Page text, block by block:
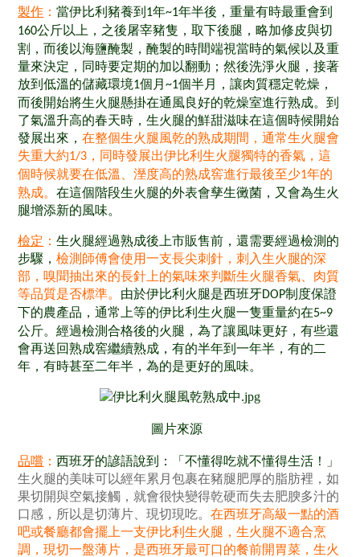
製作 ：當伊比利豬養到 1年~1年半後，重量有時最重會到
160公斤以上，之後屠宰豬隻，取下後腿，略加修皮與切
割，而後以海鹽醃製，醃製的時間端視當時的氣候以及重
量來決定，同時要定期的加以翻動；然後洗淨火腿，接著
放到低溫的儲藏環境1個月~1個半月，讓肉質穩定乾燥，
而後開始將生火腿懸掛在通風良好的乾燥室進行熟成。到
了氣溫升高的春天時，生火腿的鮮甜滋味在這個時候開始
發展出來，在整個生火腿風乾的熟成期間，通常生火腿會
失重大約1/3 ，同時發展出伊比利生火腿獨特的香氣，這
個時候就要在低溫、溼度高的熟成窖進行最後至少1年的
熟成。在這個階段生火腿的外表會孳生黴菌，又會為生火
腿增添新的風味。
檢定 ：生火腿經過熟成後上市販售前，還需要經過檢測的
步驟，檢測師傅會使用一支長尖刺針，刺入生火腿的深
部，嗅聞抽出來的長針上的氣味來判斷生火腿香氣、肉質
等品質是否標準。 由於伊比利火腿是西班牙DOP制度保證
下的農產品，通常上等的伊比利生火腿一隻重量約在5~9
公斤。經過檢測合格後的火腿，為了讓風味更好，有些還
會再送回熟成窖繼續熟成，有的半年到一年半，有的二
年，有時甚至二年半，為的是更好的風味。
圖片來源
品嚐 ：西班牙的諺語說到：
「不懂得吃就不懂得生活！」
生火腿的美味可以經年累月包裹在豬腿肥厚的脂肪裡，如
果切開與空氣接觸，就會很快變得乾硬而失去肥腴多汁的
口感，所以是切薄片、現切現吃。在西班牙高級一點的酒
吧或餐廳都會擺上一支伊比利生火腿，生火腿不適合烹
調，現切一盤薄片，是西班牙最可口的餐前開胃菜，生火